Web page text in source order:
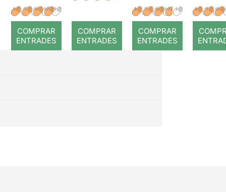
: Coral
romput
COMPRAR
ENTRADES
COMPRAR
ENTRADES
COMPRAR
ENTRADES